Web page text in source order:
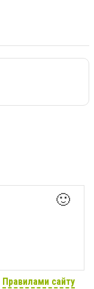
🙂
Правилами сайту